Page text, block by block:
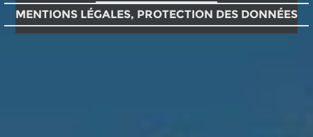
MENTIONS LÉGALES, PROTECTION DES DONNÉES